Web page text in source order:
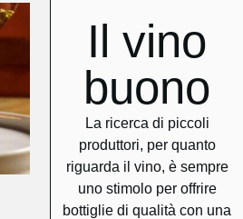
Il vino
buono
La ricerca di piccoli
produttori, per quanto
riguarda il vino, è sempre
uno stimolo per offrire
bottiglie di qualità con una